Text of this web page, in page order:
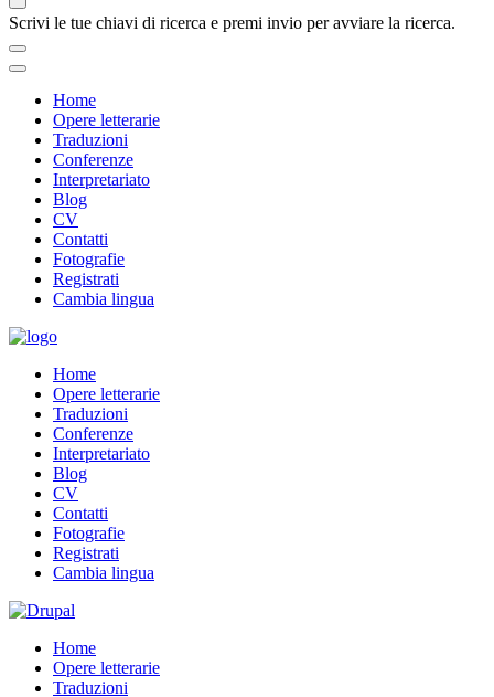
Scrivi le tue chiavi di ricerca e premi invio per avviare la ricerca.
Home
Opere letterarie
Traduzioni
Conferenze
Interpretariato
Blog
CV
Contatti
Fotografie
Registrati
Cambia lingua
Home
Opere letterarie
Traduzioni
Conferenze
Interpretariato
Blog
CV
Contatti
Fotografie
Registrati
Cambia lingua
Home
Opere letterarie
Traduzioni